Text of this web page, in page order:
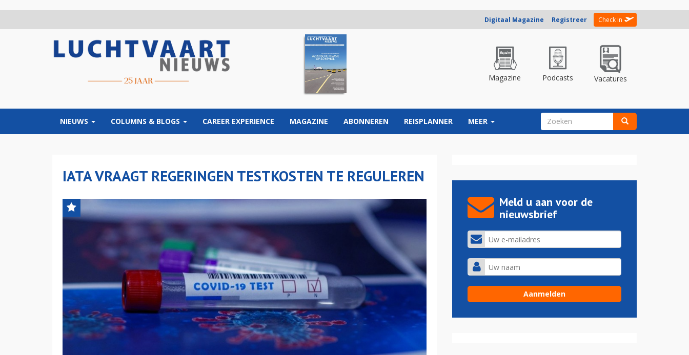
Digitaal Magazine Registreer Check in
Magazine Podcasts Vacatures
NIEUWS COLUMNS & BLOGS CAREER EXPERIENCE MAGAZINE ABONNEREN REISPLANNER MEER ZOEKVELD
IATA VRAAGT REGERINGEN TESTKOSTEN TE REGULEREN
Meld u aan voor de
nieuwsbrief